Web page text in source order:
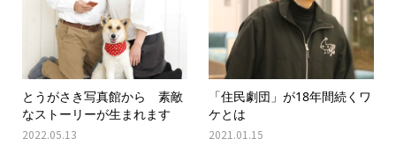
とうがさき写真館から 素敵
なストーリーが生まれます
2022.05.13
「住民劇団」が18年間続くワ
ケとは
2021.01.15